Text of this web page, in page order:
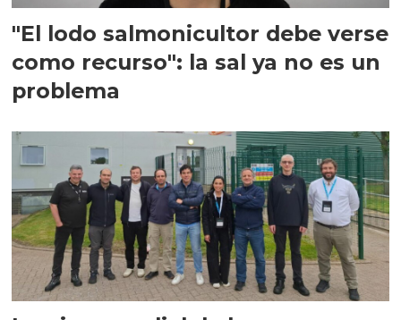
"El lodo salmonicultor debe verse
como recurso": la sal ya no es un
problema